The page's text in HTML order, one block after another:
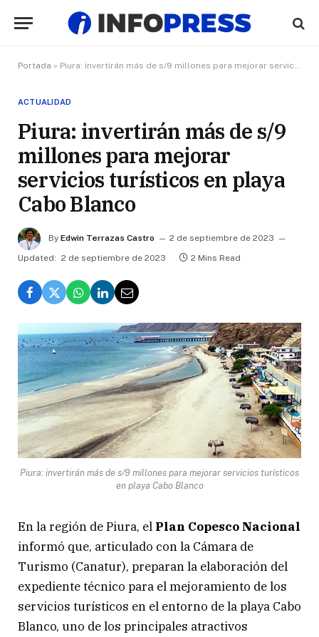
Portada » Piura: invertirán más de s/9 millones para mejorar servicios turísticos en playa Cabo Blanco
ACTUALIDAD
Piura: invertirán más de s/9
millones para mejorar
servicios turísticos en playa
Cabo Blanco
By Edwin Terrazas Castro
2 de septiembre de 2023
Updated: 2 de septiembre de 2023 2 Mins Read
Piura: invertirán más de s/9 millones para mejorar servicios turísticos
en playa Cabo Blanco
En la región de Piura, el Plan Copesco Nacional
informó que, articulado con la Cámara de
Turismo (Canatur), preparan la elaboración del
expediente técnico para el mejoramiento de los
servicios turísticos en el entorno de la playa Cabo
Blanco, uno de los principales atractivos